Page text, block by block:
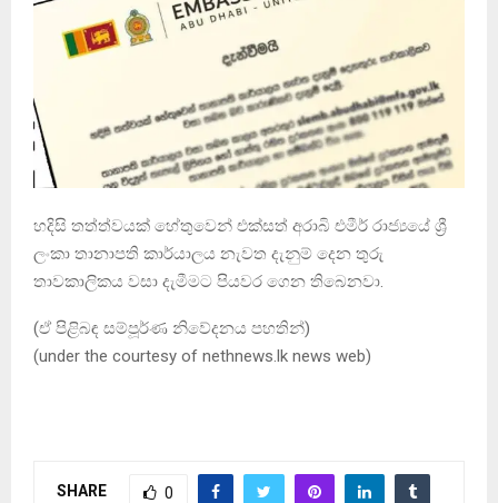
හදිසි තත්ත්වයක් හේතුවෙන් එක්සත් අරාබි එමීර් රාජ්‍යයේ ශ්‍රී
ලංකා තානාපති කාර්යාලය නැවත දැනුම් දෙන තුරු
තාවකාලිකය වසා දැමීමට පියවර ගෙන තිබෙනවා.
(ඒ පිළිබඳ සම්පූර්ණ නිවේදනය පහතින්)
(under the courtesy of nethnews.lk news web)
SHARE 0